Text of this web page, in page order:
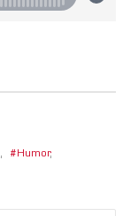
, Humor,